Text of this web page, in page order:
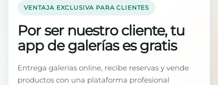
VENTAJA EXCLUSIVA PARA CLIENTES
Por ser nuestro cliente, tu
app de galerías es gratis
Entrega galerías online, recibe reservas y vende
productos con una plataforma profesional